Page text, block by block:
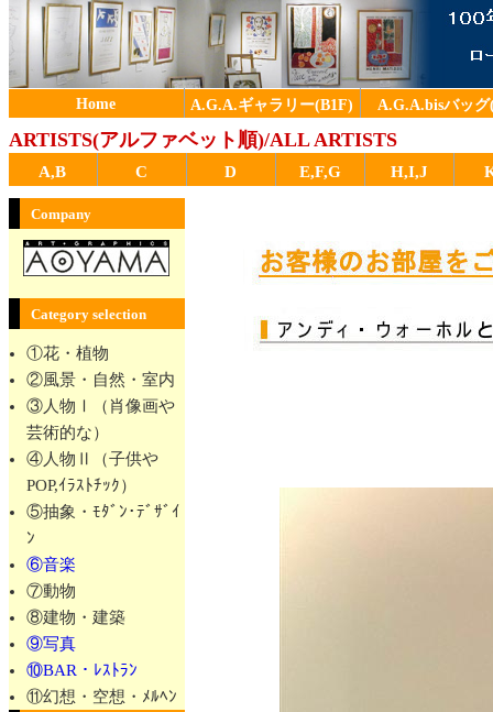
Home A.G.A.ギャラリー(B1F) A.G.A.bisバッグ
ARTISTS(アルファベット順)/ALL ARTISTS
A,B C D E,F,G H,I,J
Company
Category selection
①花・植物
②風景・自然・室内
③人物Ⅰ（肖像画や
芸術的な）
④人物Ⅱ（子供や
POP,ｲﾗｽﾄﾁｯｸ）
⑤抽象・ﾓﾀﾞﾝ･ﾃﾞｻﾞｲ
ﾝ
⑥音楽
⑦動物
⑧建物・建築
⑨写真
⑩BAR・ﾚｽﾄﾗﾝ
⑪幻想・空想・ﾒﾙﾍﾝ